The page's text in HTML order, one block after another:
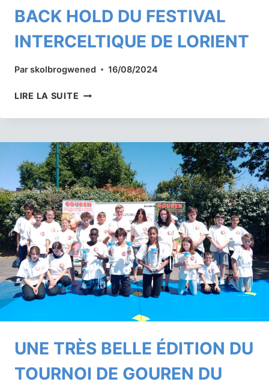
BACK HOLD DU FESTIVAL
INTERCELTIQUE DE LORIENT
Parskolbrogwened 16/08/2024
LIRE LA SUITE ESTEBAN
REMPORTE
TOURNOI
DE
BACK
HOLD
DU
FESTIVAL
INTERCELTIQUE
DE
LORIENT
UNE TRÈS BELLE ÉDITION DU
TOURNOI DE GOUREN DU